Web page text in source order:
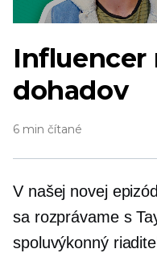
Influencer
dohadov
6 min čítané
V našej novej
sa rozprávame s
spoluvýkonný